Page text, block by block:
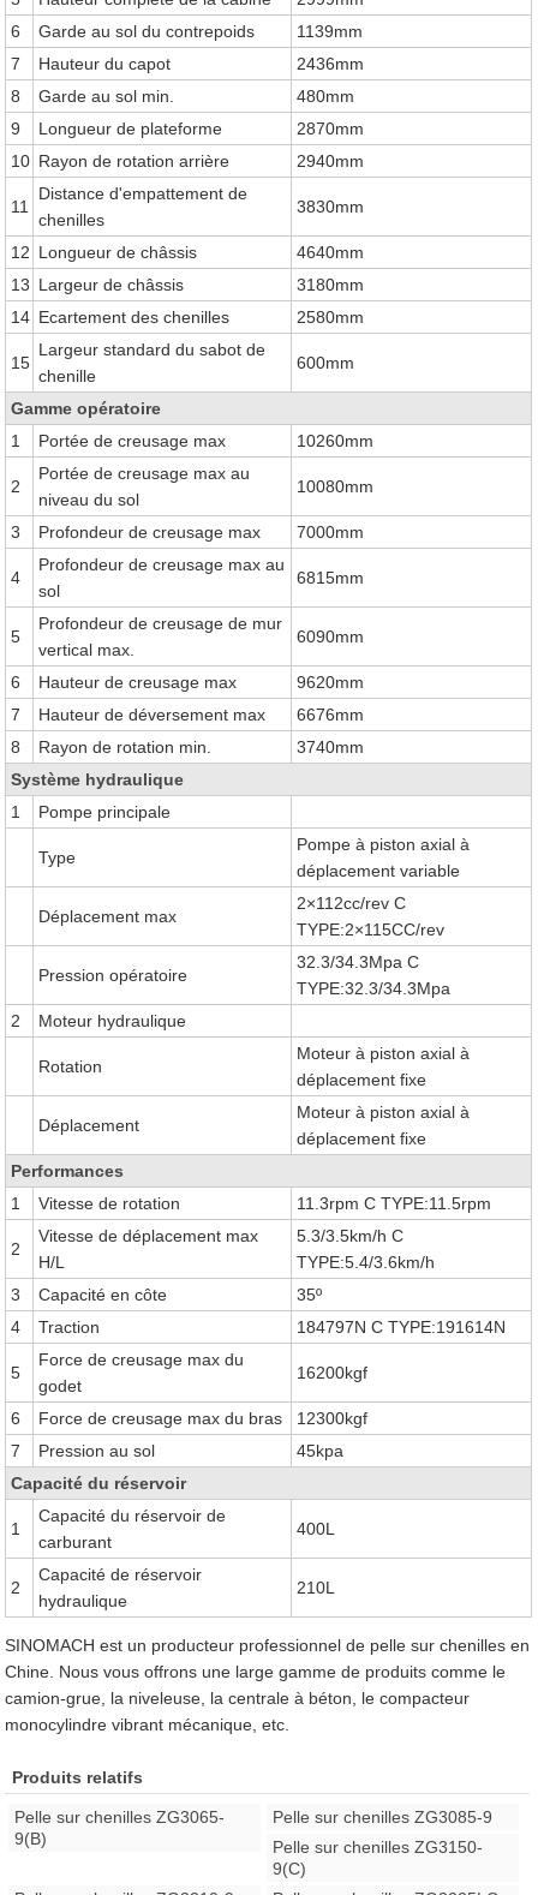
6
Garde au sol du contrepoids
1139mm
7
Hauteur du capot
2436mm
8
Garde au sol min.
480mm
9
Longueur de plateforme
2870mm
10 Rayon de rotation arrière 2940mm
11
Distance d'empattement de
chenilles
3830mm
12 Longueur de châssis
4640mm
13 Largeur de châssis
3180mm
14 Ecartement des chenilles 2580mm
15
Largeur standard du sabot de
chenille
600mm
Gamme opératoire
1
Portée de creusage max 10260mm
2
Portée de creusage max au
niveau du sol
10080mm
3 Profondeur de creusage max 7000mm
4
Profondeur de creusage max au
sol
6815mm
5
Profondeur de creusage de mur
vertical max.
6090mm
6 Hauteur de creusage max
9620mm
7
Hauteur de déversement max
6676mm
8
Rayon de rotation min.
3740mm
Système hydraulique
1
Pompe principale
Type
Pompe à piston axial à
déplacement variable
Déplacement max
2×112cc/rev C
TYPE:2×115CC/rev
Pression opératoire
32.3/34.3Mpa C
TYPE:32.3/34.3Mpa
2
Moteur hydraulique
Rotation
Moteur à piston axial à
déplacement fixe
Déplacement
Moteur à piston axial à
déplacement fixe
Performances
1
Vitesse de rotation 11.3rpm C TYPE:11.5rpm
2
Vitesse de déplacement max
H/L
5.3/3.5km/h C
TYPE:5.4/3.6km/h
3
Capacité en côte
35º
4
Traction 184797N C TYPE:191614N
5
Force de creusage max du
godet
16200kgf
6 Force de creusage max du bras
12300kgf
7
Pression au sol
45kpa
Capacité du réservoir
1
Capacité du réservoir de
carburant
400L
2
Capacité de réservoir
hydraulique
210L
SINOMACH est un producteur professionnel de pelle sur chenilles en
Chine. Nous vous offrons une large gamme de produits comme le
camion-grue, la niveleuse, la centrale à béton, le compacteur
monocylindre vibrant mécanique, etc.
Produits relatifs
Pelle sur chenilles ZG3065-
9(B)
Pelle sur chenilles ZG3085-9
Pelle sur chenilles ZG3150-
9(C)